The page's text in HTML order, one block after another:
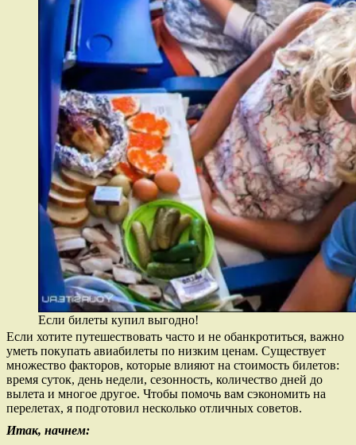
Если билеты купил выгодно!
Если хотите путешествовать часто и не обанкротиться, важно
уметь покупать авиабилеты по низким ценам. Существует
множество факторов, которые влияют на стоимость билетов:
время суток, день недели, сезонность, количество дней до
вылета и многое другое. Чтобы помочь вам сэкономить на
перелетах, я подготовил несколько отличных советов.
Итак, начнем: